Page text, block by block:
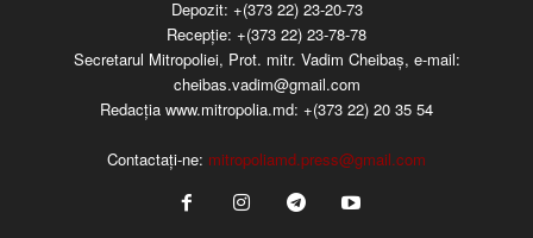
Depozit: +(373 22) 23-20-73
Recepţie: +(373 22) 23-78-78
Secretarul Mitropoliei, Prot. mitr. Vadim Cheibaş, e-mail:
cheibas.vadim@gmail.com
Redacția www.mitropolia.md: +(373 22) 20 35 54
Contactați-ne: mitropoliamd.press@gmail.com